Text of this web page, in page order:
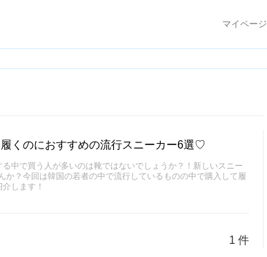
マイページ
くのにおすすめの流行スニーカー6選♡
中で買う人が多いのは靴ではないでしょうか？！新しいスニー
か？今回は韓国の若者の中で流行しているものの中で購入して履
します！
1 件